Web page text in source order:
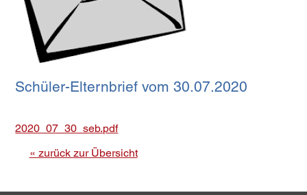
Schüler-Elternbrief vom 30.07.2020
2020_07_30_seb.pdf
« zurück zur Übersicht